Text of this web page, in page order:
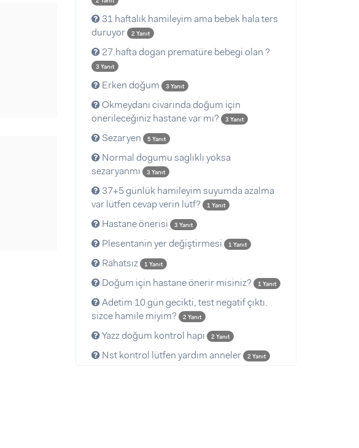
31 haftalık hamileyim ama bebek hala ters
duruyor
2 Yanıt
27.hafta dogan prematüre bebegi olan ?
3 Yanıt
Erken doğum 3 Yanıt
Okmeydanı civarında doğum için
önerileceğiniz hastane var mı?
3 Yanıt
Sezaryen 5 Yanıt
Normal dogumu saglıklı yoksa
sezaryanmı
3 Yanıt
37+5 günlük hamileyim suyumda azalma
var lütfen cevap verin lütf?
1 Yanıt
Hastane önerisi 3 Yanıt
Plesentanin yer değiştirmesi 1 Yanıt
Rahatsız 1 Yanıt
Doğum için hastane önerir misiniz? 1 Yanıt
Adetim 10 gün gecikti, test negatif çıktı.
sizce hamile miyim?
2 Yanıt
Yazz doğum kontrol hapi 2 Yanıt
Nst kontrol lütfen yardım anneler 2 Yanıt